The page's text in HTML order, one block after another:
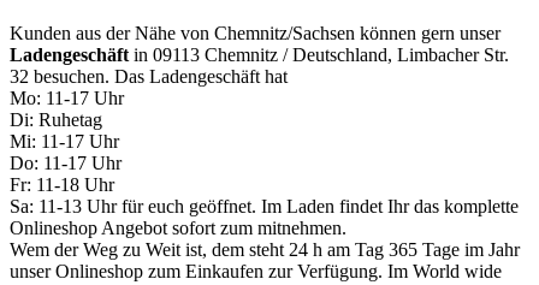
Kunden aus der Nähe von Chemnitz/Sachsen können gern unser
Ladengeschäft in 09113 Chemnitz / Deutschland, Limbacher Str.
32 besuchen. Das Ladengeschäft hat
Mo: 11-17 Uhr
Di: Ruhetag
Mi: 11-17 Uhr
Do: 11-17 Uhr
Fr: 11-18 Uhr
Sa: 11-13 Uhr für euch geöffnet. Im Laden findet Ihr das komplette
Onlineshop Angebot sofort zum mitnehmen.
Wem der Weg zu Weit ist, dem steht 24 h am Tag 365 Tage im Jahr
unser Onlineshop zum Einkaufen zur Verfügung. Im World wide